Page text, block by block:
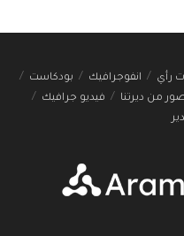
رأي انفوجرافيك
بودكاست
من ديرتنا
فيديو جرافيك